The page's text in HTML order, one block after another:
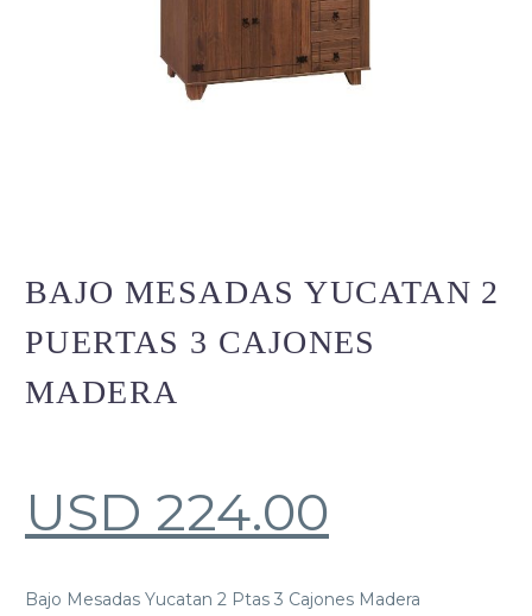
BAJO MESADAS YUCATAN 2
PUERTAS 3 CAJONES
MADERA
USD 224.00
Bajo Mesadas Yucatan 2 Ptas 3 Cajones Madera